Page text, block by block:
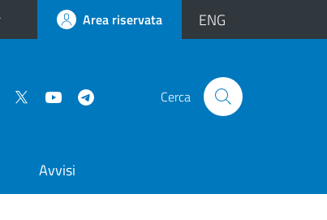
Area riservata ENG
Cerca
Avvisi